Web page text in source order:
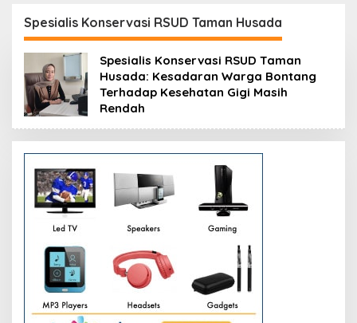
Pabrik Tertua Pupuk
Kaltim
Resmi Dipetakan
Spesialis Konservasi RSUD Taman Husada
Spesialis Konservasi RSUD Taman
Husada: Kesadaran Warga Bontang
Terhadap Kesehatan Gigi Masih
Rendah